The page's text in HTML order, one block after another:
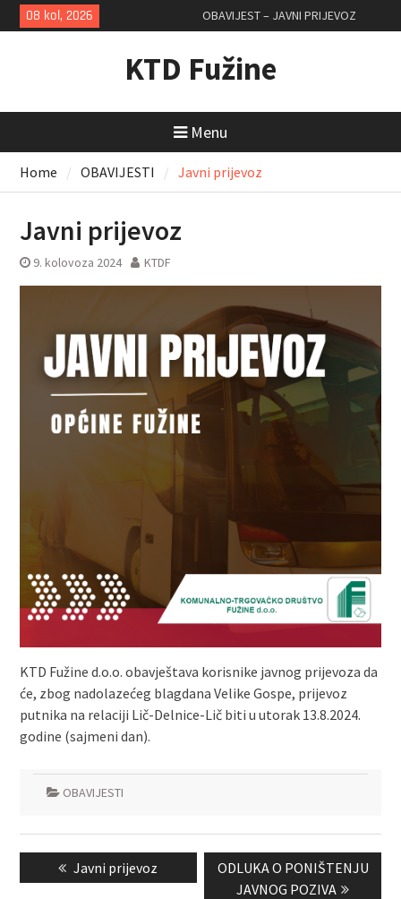
Skip
to
08 kol, 2026 OBAVIJEST – JAVNI PRIJEVOZ
KTD Fužine
Menu
Home OBAVIJESTI Javni prijevoz
Javni prijevoz
9. kolovoza 2024 KTDF
KTD Fužine d.o.o. obavještava korisnike javnog prijevoza da
će, zbog nadolazećeg blagdana Velike Gospe, prijevoz
putnika na relaciji Lič-Delnice-Lič biti u utorak 13.8.2024.
godine (sajmeni dan).
OBAVIJESTI
objava Previous
post:
Javni prijevoz
Next
post:
ODLUKA O PONIŠTENJU
JAVNOG POZIVA